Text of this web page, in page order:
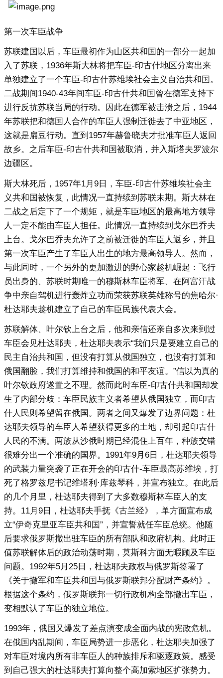
第一次车臣战争
苏联建国以后，车臣最初作为山区共和国的一部分一起加
入了苏联，1936年斯大林将把车臣-印古什地区分离出来
单独建立了一个车臣-印古什苏维埃社会主义自治共和国。
二战期间1940-43年间车臣-印古什共和国曾在德军支持下
进行反抗苏联当局的行动。因此在德军被击溃之后，1944
年苏联把和德国人合作的车臣人强制迁徙去了中亚地区，
这就是扁豆行动。直到1957年赫鲁晓夫才批准车臣人返回
故乡。之后车臣-印古什共和国被取消，并入斯塔夫罗波尔
边疆区。
斯大林死后，1957年1月9日，车臣-印古什苏维埃社会主
义共和国被恢复，此情况一直持续到苏联末期。斯大林在
二战之后定下了一个规矩，就是车臣地区的最高地方领导
人一定不能由车臣人担任。此情况一直持续到戈尔巴乔夫
上台。戈尔巴乔夫允许了之前被迁徙的车臣人返乡，并且
第一次车臣产生了车臣人出生的地方最高领导人。然而，
与此同时，一个另外的更加激进的野心家趁机崛起：飞行
员出身的、苏联时期唯一的穆斯林车臣将军、在阿富汗战
争中亲自驾机进行轰炸立功而荣获苏联英雄称号的焦哈尔·
杜达耶夫趁机建立了自己的车臣民族代表大会。
苏联解体、叶尔钦上台之后，他和亲信还亲自多次来到过
车臣会见杜达耶夫，杜达耶夫表示“我们只是要建立自己的
民主自治共和国，但没有打算从俄国独立，也没有打算和
俄国翻脸，我们打算维持和俄国的和平友谊。”信以为真的
叶尔钦政府遂置之不理。然而此时车臣-印古什共和国却发
生了内部分歧：车臣民族主义者希望从俄国独立，而印古
什人民则希望留在俄国。两者之间又爆发了边界问题：杜
达耶夫领导的车臣人希望获得更多的土地，却引起印古什
人民的不满。两族从沙俄时期已经混住上百年，种族交错
很难分出一个准确的国界。1991年9月6日，杜达耶夫领导
的武装力量突袭了正在开会的印古什-车臣最高苏维埃，打
死了格罗兹尼书记维塔利·库兹琴科，并宣布独立。在此后
的几个月里，杜达耶夫得到了大多数穆斯林车臣人的支
持。11月9日，杜达耶夫手抚《古兰经》，单方面宣布成
立“伊奇克里亚车臣共和国”，并宣誓就任车臣总统。他随
后要求俄罗斯撤出驻车臣的所有部队和政府机构。此时正
值苏联解体后的政治动荡时期，莫斯科方面无暇顾及车臣
问题。1992年5月25日，杜达耶夫政权与俄罗斯签署了
《关于撤军和车臣共和国与俄罗斯联邦分配财产条约》。
根据这个条约，俄罗斯联邦一切行政机构全部撤出车臣，
变相默认了车臣的独立地位。
1993年，俄国又爆发了差点演变成全面内战的宪政危机。
在俄国内乱期间，车臣局势进一步恶化，杜达耶夫加强了
对车臣对境内所有非车臣人的种族排斥和驱逐政策。感受
到自己强大的杜达耶夫打算向整个高加索地区扩张势力。